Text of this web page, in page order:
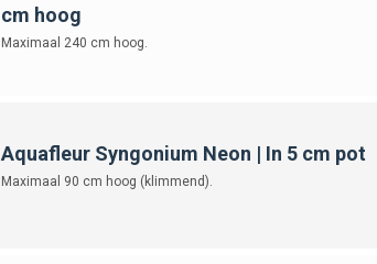
cm hoog
Maximaal 240 cm hoog.
Aquafleur Syngonium Neon | In 5 cm pot
Maximaal 90 cm hoog (klimmend).